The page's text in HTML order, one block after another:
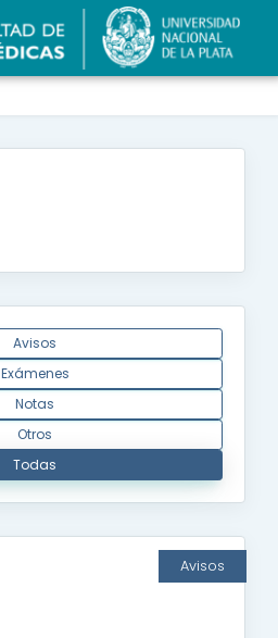
Avisos
Exámenes
Notas
Otros
Todas
Avisos